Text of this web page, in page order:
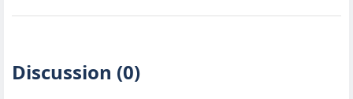
Discussion (0)